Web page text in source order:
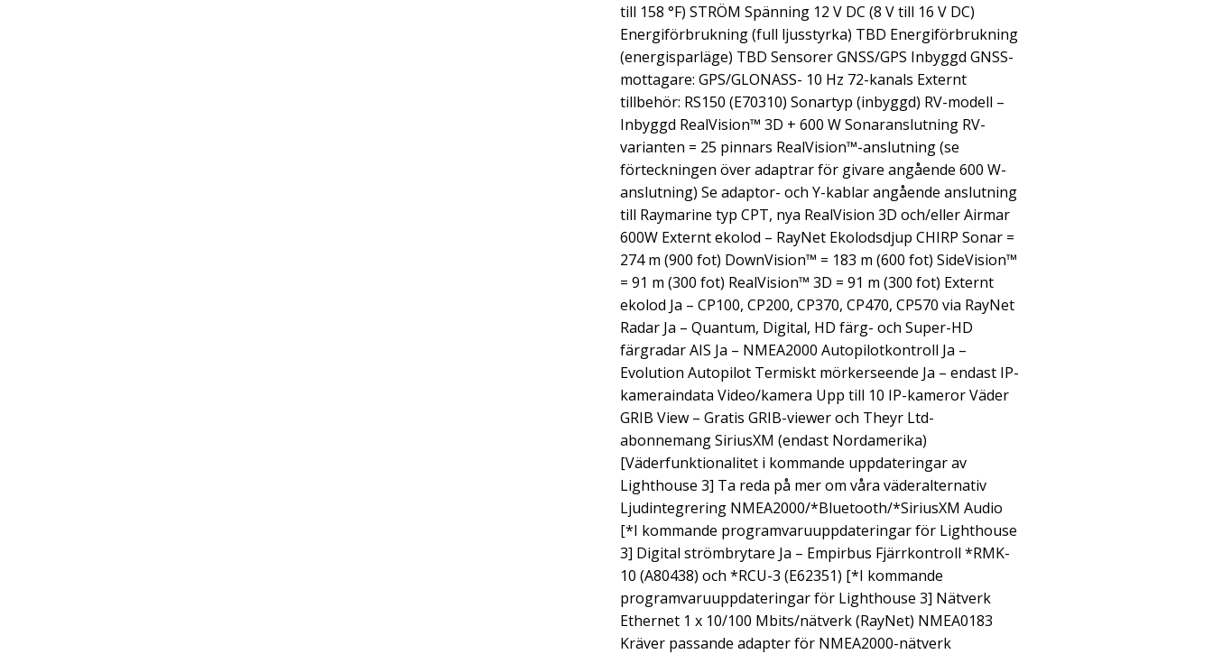
till 158 °F) STRÖM Spänning 12 V DC (8 V till 16 V DC)
Energiförbrukning (full ljusstyrka) TBD Energiförbrukning
(energisparläge) TBD Sensorer GNSS/GPS Inbyggd GNSS-
mottagare: GPS/GLONASS- 10 Hz 72-kanals Externt
tillbehör: RS150 (E70310) Sonartyp (inbyggd) RV-modell –
Inbyggd RealVision™ 3D + 600 W Sonaranslutning RV-
varianten = 25 pinnars RealVision™-anslutning (se
förteckningen över adaptrar för givare angående 600 W-
anslutning) Se adaptor- och Y-kablar angående anslutning
till Raymarine typ CPT, nya RealVision 3D och/eller Airmar
600W Externt ekolod – RayNet Ekolodsdjup CHIRP Sonar =
274 m (900 fot) DownVision™ = 183 m (600 fot) SideVision™
= 91 m (300 fot) RealVision™ 3D = 91 m (300 fot) Externt
ekolod Ja – CP100, CP200, CP370, CP470, CP570 via RayNet
Radar Ja – Quantum, Digital, HD färg- och Super-HD
färgradar AIS Ja – NMEA2000 Autopilotkontroll Ja –
Evolution Autopilot Termiskt mörkerseende Ja – endast IP-
kameraindata Video/kamera Upp till 10 IP-kameror Väder
GRIB View – Gratis GRIB-viewer och Theyr Ltd-
abonnemang SiriusXM (endast Nordamerika)
[Väderfunktionalitet i kommande uppdateringar av
Lighthouse 3] Ta reda på mer om våra väderalternativ
Ljudintegrering NMEA2000/*Bluetooth/*SiriusXM Audio
[*I kommande programvaruuppdateringar för Lighthouse
3] Digital strömbrytare Ja – Empirbus Fjärrkontroll *RMK-
10 (A80438) och *RCU-3 (E62351) [*I kommande
programvaruuppdateringar för Lighthouse 3] Nätverk
Ethernet 1 x 10/100 Mbits/nätverk (RayNet) NMEA0183
Kräver passande adapter för NMEA2000-nätverk